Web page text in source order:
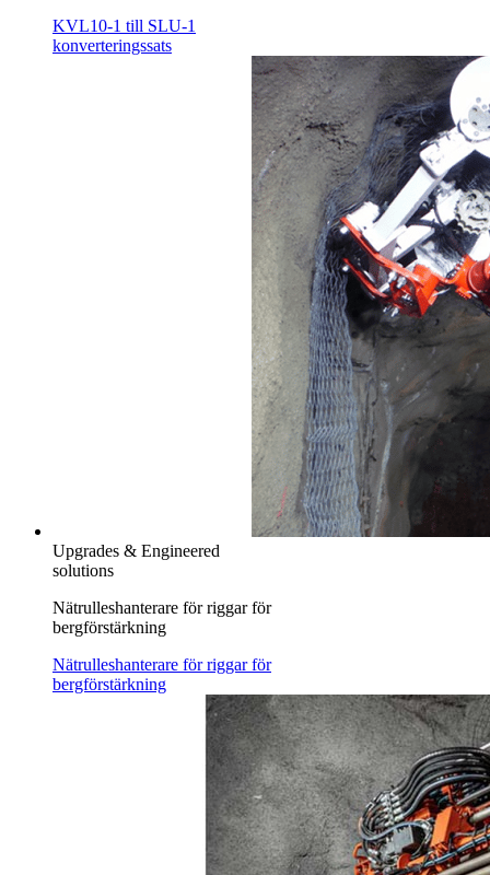
KVL10-1 till SLU-1
konverteringssats
Upgrades & Engineered
solutions
Nätrulleshanterare för riggar för
bergförstärkning
Nätrulleshanterare för riggar för
bergförstärkning